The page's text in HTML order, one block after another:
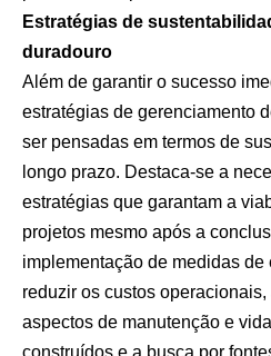
Estratégias de
duradouro
Além de garantir o sucesso
estratégias de gerenciamento
ser pensadas em termos de
longo prazo. Destaca-se a
estratégias que garantam a
projetos mesmo após a
implementação de medidas
reduzir os custos
aspectos de manutenção e
construídos e a busca por